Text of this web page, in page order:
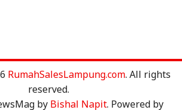
RumahSalesLampung.com. All rights
reserved.
by Bishal Napit. Powered by